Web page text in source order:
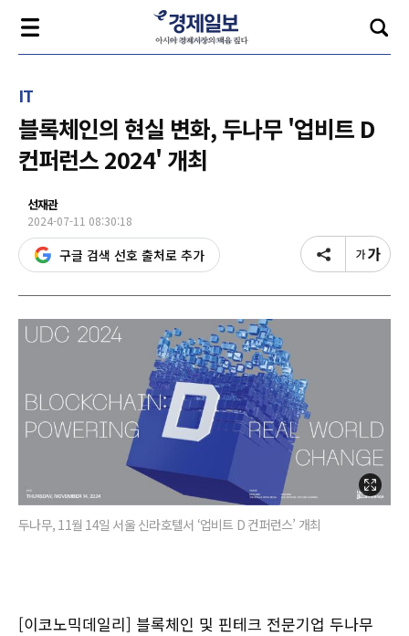
IT
블록체인의 현실 변화, 두나무 '업비트 D
컨퍼런스 2024' 개최
선재관
2024-07-11 08:30:18
구글 검색 선호 출처로 추가
두나무, 11월 14일 서울 신라호텔서 ‘업비트 D 컨퍼런스’ 개최
[이코노믹데일리] 블록체인 및 핀테크 전문기업 두나무